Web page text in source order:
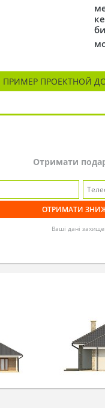
ПРИМЕР ПРОЕКТНОЙ
Отримати
Ваші дані